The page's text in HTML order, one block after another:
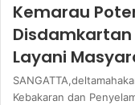
Kemarau
Layani
Kebakaran dan